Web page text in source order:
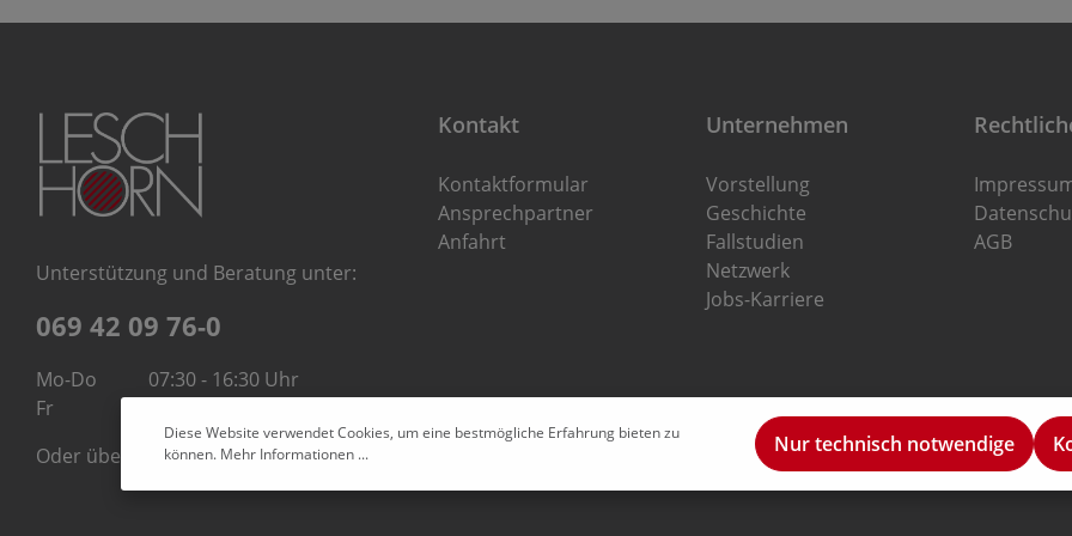
Unterstützung und Beratung unter:
069 42 09 76-0
Mo-Do
07:30 - 16:30 Uhr
Fr
Oder über unserKontaktformular.
Kontakt
Kontaktformular
Ansprechpartner
Anfahrt
Unternehmen
Vorstellung
Geschichte
Fallstudien
Netzwerk
Jobs-Karriere
AGB
Diese Website verwendet Cookies, um eine bestmögliche Erfahrung bieten zu
können. Mehr Informationen ... Nur technisch notwendige